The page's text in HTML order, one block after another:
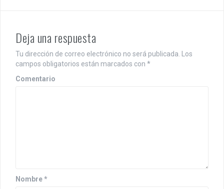
a
c
i
ó
n
Deja una respuesta
Tu dirección de correo electrónico no será publicada. Los
campos obligatorios están marcados con *
Comentario
Nombre*